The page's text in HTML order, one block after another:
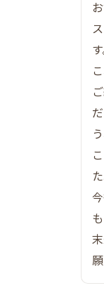
建物
売主
ローン返
ロー
比較表
35年
残債
抵当
資金
大阪市エ
大阪
プレ
す
た